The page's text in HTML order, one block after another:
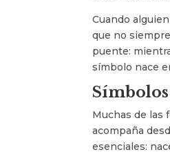
Cuando
que no
puente:
símbolo nace
Muchas de las
acompaña
esenciales: